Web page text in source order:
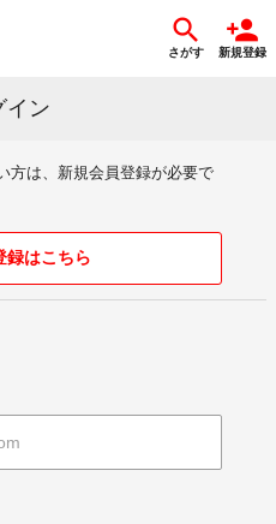
さがす 新規登録
イン
方は、新規会員登録が必要で
録はこちら